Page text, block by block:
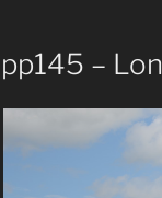
pp145 –